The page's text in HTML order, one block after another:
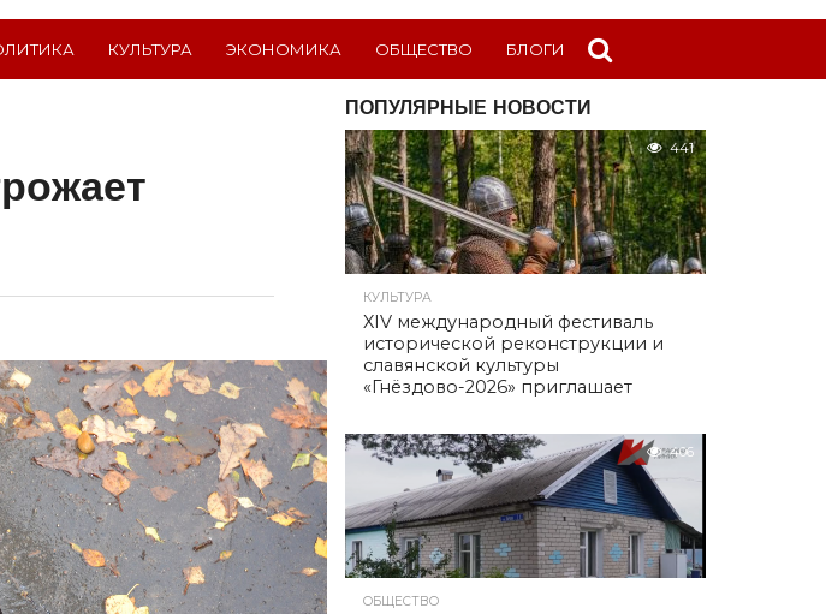
КУЛЬТУРА ЭКОНОМИКА ОБЩЕСТВО БЛОГИ
ПОПУЛЯРНЫЕ НОВОСТИ
441
КУЛЬТУРА
XIV международный фестиваль
исторической реконструкции и
славянской культуры
«Гнёздово-2026» приглашает
406
ОБЩЕСТВО